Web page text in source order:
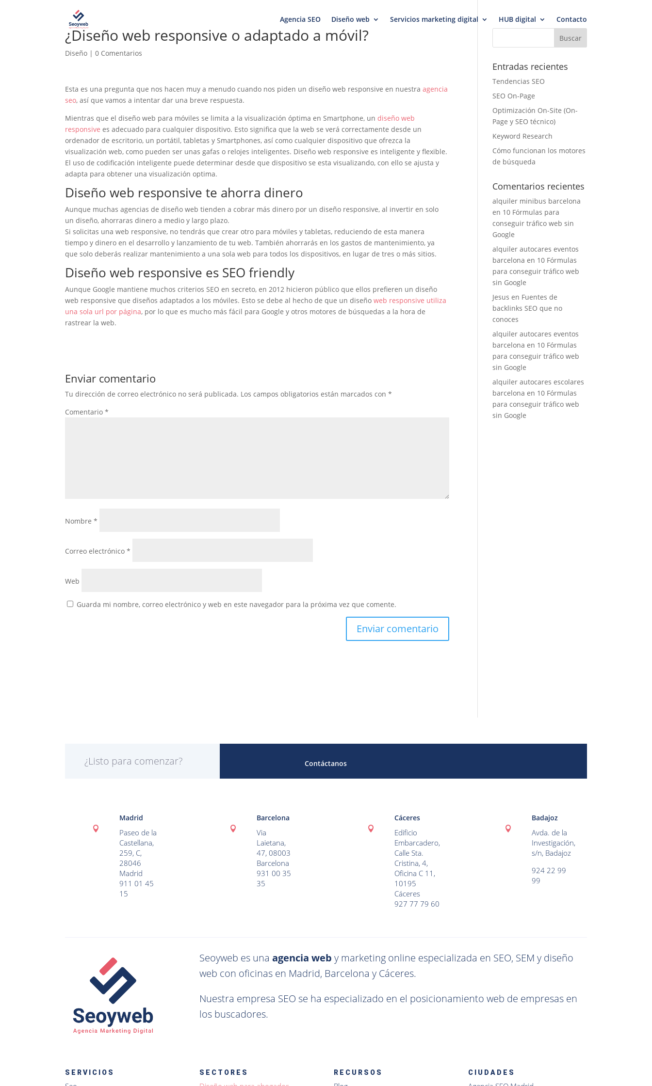
Agencia SEO Diseño web Servicios marketing digital HUB digital Contacto
¿Diseño web responsive o adaptado a móvil?
Diseño |0 Comentarios
Esta es una pregunta que nos hacen muy a menudo cuando nos piden un diseño web responsive en nuestraagencia
seo, así que vamos a intentar dar una breve respuesta.
Mientras que el diseño web para móviles se limita a la visualización óptima en Smartphone, undiseño web
responsive es adecuado para cualquier dispositivo. Esto significa que la web se verá correctamente desde un
ordenador de escritorio, un portátil, tabletas y Smartphones, así como cualquier dispositivo que ofrezca la
visualización web, como pueden ser unas gafas o relojes inteligentes. Diseño web responsive es inteligente y flexible.
El uso de codificación inteligente puede determinar desde que dispositivo se esta visualizando, con ello se ajusta y
adapta para obtener una visualización optima.
Diseño web responsive te ahorra dinero
Aunque muchas agencias de diseño web tienden a cobrar más dinero por un diseño responsive, al invertir en solo
un diseño, ahorraras dinero a medio y largo plazo.
Si solicitas una web responsive, no tendrás que crear otro para móviles y tabletas, reduciendo de esta manera
tiempo y dinero en el desarrollo y lanzamiento de tu web. También ahorrarás en los gastos de mantenimiento, ya
que solo deberás realizar mantenimiento a una sola web para todos los dispositivos, en lugar de tres o más sitios.
Diseño web responsive es SEO friendly
Aunque Google mantiene muchos criterios SEO en secreto, en 2012 hicieron público que ellos prefieren un diseño
web responsive que diseños adaptados a los móviles. Esto se debe al hecho de que un diseñoweb responsive utiliza
una sola url por página, por lo que es mucho más fácil para Google y otros motores de búsquedas a la hora de
rastrear la web.
Enviar comentario
Tu dirección de correo electrónico no será publicada. Los campos obligatorios están marcados con*
Comentario*
Nombre*
Correo electrónico*
Web
Guarda mi nombre, correo electrónico y web en este navegador para la próxima vez que comente.
Entradas recientes
Tendencias SEO
SEO On-Page
Optimización On-Site (On-
Page y SEO técnico)
Keyword Research
Cómo funcionan los motores
de búsqueda
Comentarios recientes
alquiler minibus barcelona
en 10 Fórmulas para
conseguir tráfico web sin
Google
alquiler autocares eventos
barcelona en 10 Fórmulas
para conseguir tráfico web
sin Google
Jesus en Fuentes de
backlinks SEO que no
conoces
alquiler autocares eventos
barcelona en 10 Fórmulas
para conseguir tráfico web
sin Google
alquiler autocares escolares
barcelona en 10 Fórmulas
para conseguir tráfico web
sin Google
¿Listo para comenzar? Contáctanos

Madrid
Paseo de la
Castellana,
259, C,
28046
Madrid
911 01 45
15

Barcelona
Via
Laietana,
47, 08003
Barcelona
931 00 35
35

Cáceres
Edificio
Embarcadero,
Calle Sta.
Cristina, 4,
Oficina C 11,
10195
Cáceres
927 77 79 60

Badajoz
Avda. de la
Investigación,
s/n, Badajoz
924 22 99
99
Seoyweb es unaagencia web y marketing online especializada en SEO, SEM y diseño
web con oficinas en Madrid, Barcelona y Cáceres.
Nuestra empresa SEO se ha especializado en el posicionamiento web de empresas en
los buscadores.
SERVICIOS SECTORES RECURSOS CIUDADES